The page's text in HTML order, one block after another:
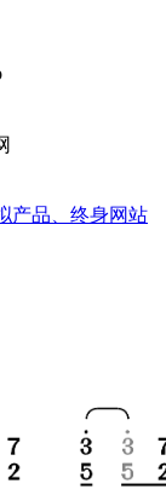
产品、终身网站